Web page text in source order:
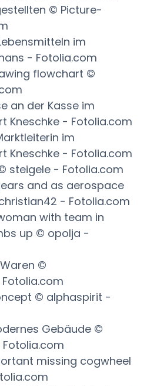
© Picture-
im
- Fotolia.com
flowchart ©
an der Kasse im
Kneschke - Fotolia.com
im
Kneschke - Fotolia.com
steigele - Fotolia.com
and as aerospace
- Fotolia.com
with team in
up © opolja -
©
© alphaspirit -
Gebäude ©
missing cogwheel